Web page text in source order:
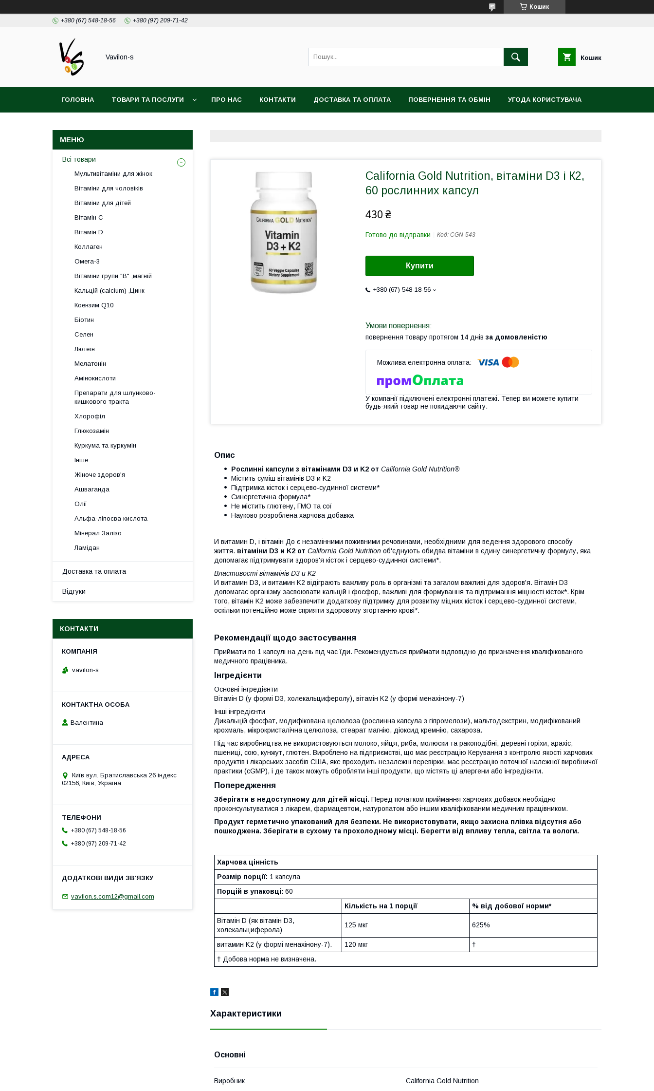
Кошик
+380 (67) 548-18-56 +380 (97) 209-71-42
Vavilon-s Кошик
ГОЛОВНА ТОВАРИ ТА ПОСЛУГИ ПРО НАС КОНТАКТИ ДОСТАВКА ТА ОПЛАТА ПОВЕРНЕННЯ ТА ОБМІН УГОДА КОРИСТУВАЧА
California Gold Nutrition, вітаміни D3 і К2,
60 рослинних капсул
430 ₴
Готово до відправки Код: CGN-543
Купити
+380 (67) 548-18-56
повернення товару протягом 14 днів за домовленістю
У компанії підключені електронні платежі. Тепер ви можете купити
будь-який товар не покидаючи сайту.
Опис
Рослинні капсули з вітамінами D3 и K2 от California Gold Nutrition®
Містить суміш вітамінів D3 и K2
Підтримка кісток і серцево-судинної системи*
Синергетична формула*
Не містить глютену, ГМО та сої
Науково розроблена харчова добавка
И витамин D, і вітамін До є незамінними поживними речовинами, необхідними для ведення здорового способу
життя. вітаміни D3 и K2 от California Gold Nutrition об'єднують обидва вітаміни в єдину синергетичну формулу, яка
допомагає підтримувати здоров'я кісток і серцево-судинної системи*.
Властивості вітамінів D3 и K2
И витамин D3, и витамин K2 відіграють важливу роль в організмі та загалом важливі для здоров'я. Вітамін D3
допомагає організму засвоювати кальцій і фосфор, важливі для формування та підтримання міцності кісток*. Крім
того, вітамін K2 може забезпечити додаткову підтримку для розвитку міцних кісток і серцево-судинної системи,
оскільки потенційно може сприяти здоровому згортанню крові*.
Рекомендації щодо застосування
Приймати по 1 капсулі на день під час їди. Рекомендується приймати відповідно до призначення кваліфікованого
медичного працівника.
Інгредієнти
Основні інгредієнти
Вітамін D (у формі D3, холекальциферолу), вітамін K2 (у формі менахінону-7)
Інші інгредієнти
Дикальцій фосфат, модифікована целюлоза (рослинна капсула з гіпромелози), мальтодекстрин, модифікований
крохмаль, мікрокристалічна целюлоза, стеарат магнію, діоксид кремнію, сахароза.
Під час виробництва не використовуються молоко, яйця, риба, молюски та ракоподібні, деревні горіхи, арахіс,
пшениці, сою, кунжут, глютен. Вироблено на підприємстві, що має реєстрацію Керування з контролю якості харчових
продуктів і лікарських засобів США, яке проходить незалежні перевірки, має реєстрацію поточної належної виробничої
практики (cGMP), і де також можуть обробляти інші продукти, що містять ці алергени або інгредієнти.
Попередження
Зберігати в недоступному для дітей місці. Перед початком приймання харчових добавок необхідно
проконсультуватися з лікарем, фармацевтом, натуропатом або іншим кваліфікованим медичним працівником.
Продукт герметично упакований для безпеки. Не використовувати, якщо захисна плівка відсутня або
пошкоджена. Зберігати в сухому та прохолодному місці. Берегти від впливу тепла, світла та вологи.
Харчова цінність
Розмір порції: 1 капсула
Порцій в упаковці: 60
Кількість на 1 порції
% від добової норми*
Вітамін D (як вітамін D3,
холекальциферола)
125 мкг 625%
витамин K2 (у формі менахінону-7). 120 мкг
†
† Добова норма не визначена.
Характеристики
Основні
Виробник California Gold Nutrition
Всі товари
Мультивітаміни для жінок
Вітаміни для чоловіків
Вітаміни для дітей
Вітамін С
Вітамін D
Коллаген
Омега-3
Вітаміни групи "В" ,магній
Кальцій (calcium) ,Цинк
Коензим Q10
Біотин
Селен
Лютеїн
Мелатонін
Амінокислоти
Препарати для шлунково-
кишкового тракта
Хлорофіл
Глюкозамін
Куркума та куркумін
Інше
Жіноче здоров'я
Ашваганда
Олії
Альфа-ліпоєва кислота
Мінерал Залізо
Ламідан
Доставка та оплата
Відгуки
КОНТАКТИ
vavilon-s
Валентина
Київ вул. Братиславська 26 індекс
02156, Київ, Україна
+380 (67) 548-18-56
+380 (97) 209-71-42
vavilon.s.com12@gmail.com